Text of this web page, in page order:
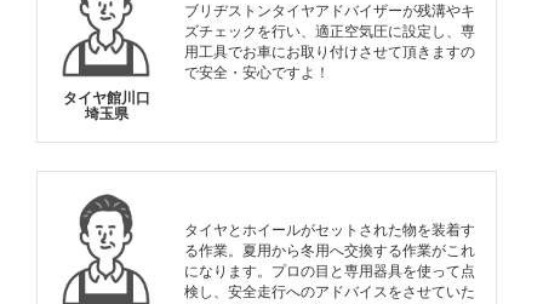
タイヤ館川口
埼玉県
ブリヂストンタイヤアドバイザーが残溝やキ
ズチェックを行い、適正空気圧に設定し、専
用工具でお車にお取り付けさせて頂きますの
で安全・安心ですよ！
タイヤとホイールがセットされた物を装着す
る作業。夏用から冬用へ交換する作業がこれ
になります。プロの目と専用器具を使って点
検し、安全走行へのアドバイスをさせていた